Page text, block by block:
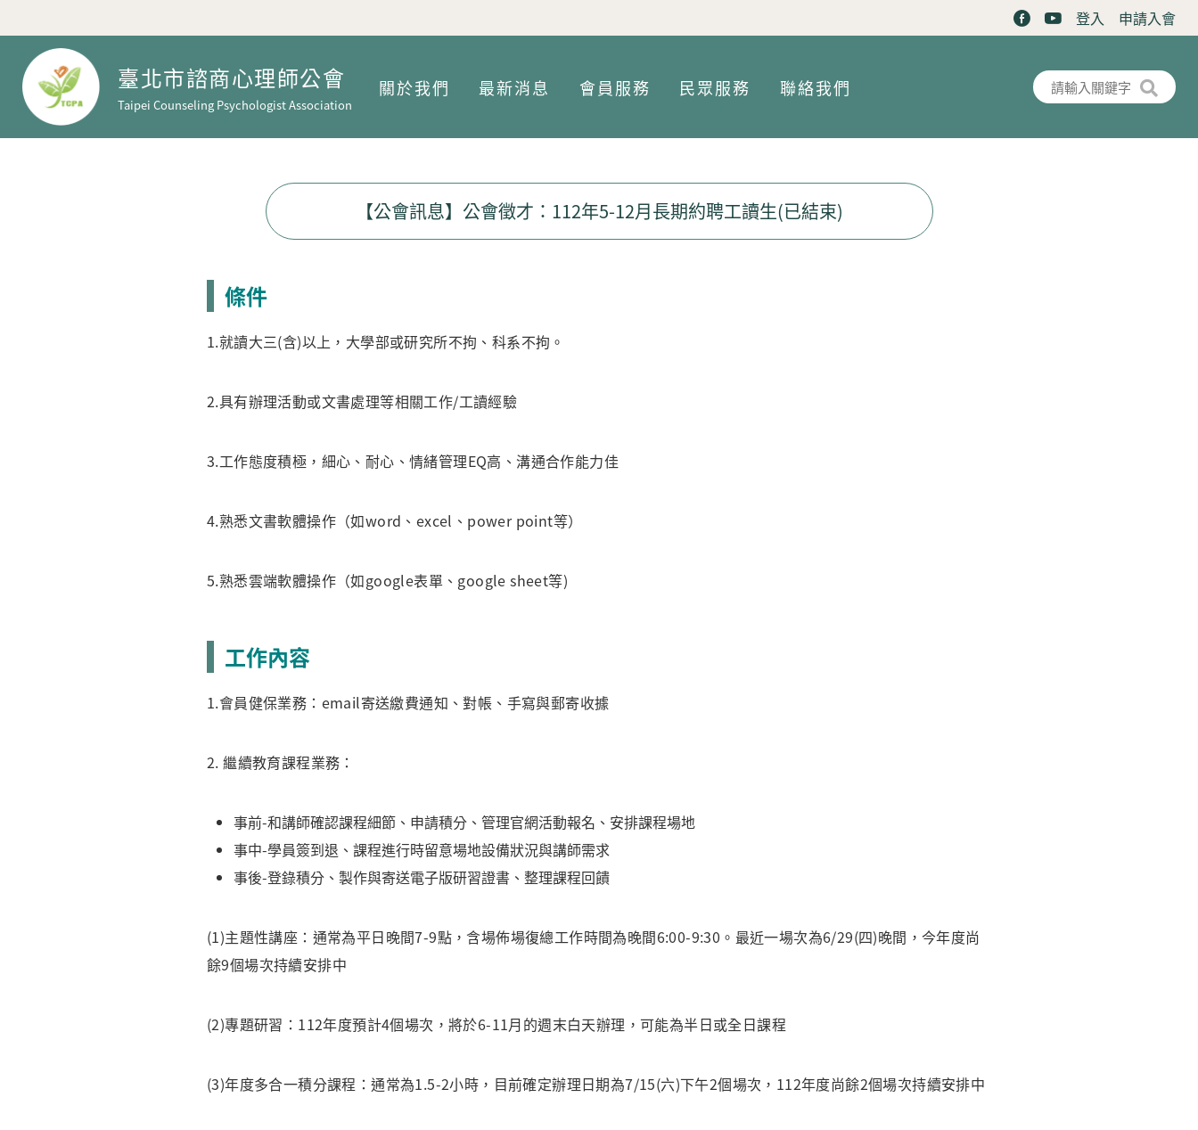
登入 申請入會
臺北市諮商心理師公會
Taipei Counseling Psychologist Association
關於我們 最新消息 會員服務 民眾服務 聯絡我們
搜尋表單
搜尋
【公會訊息】公會徵才：112年5-12月長期約聘工讀生(已結束)
條件
1.就讀大三(含)以上，大學部或研究所不拘、科系不拘。
2.具有辦理活動或文書處理等相關工作/工讀經驗
3.工作態度積極，細心、耐心、情緒管理EQ高、溝通合作能力佳
4.熟悉文書軟體操作（如word、excel、power point等）
5.熟悉雲端軟體操作（如google表單、google sheet等)
工作內容
1.會員健保業務：email寄送繳費通知、對帳、手寫與郵寄收據
2. 繼續教育課程業務：
事前-和講師確認課程細節、申請積分、管理官網活動報名、安排課程場地
事中-學員簽到退、課程進行時留意場地設備狀況與講師需求
事後-登錄積分、製作與寄送電子版研習證書、整理課程回饋
(1)主題性講座：通常為平日晚間7-9點，含場佈場復總工作時間為晚間6:00-9:30。最近一場次為6/29(四)晚間，今年度尚
餘9個場次持續安排中
(2)專題研習：112年度預計4個場次，將於6-11月的週末白天辦理，可能為半日或全日課程
(3)年度多合一積分課程：通常為1.5-2小時，目前確定辦理日期為7/15(六)下午2個場次，112年度尚餘2個場次持續安排中